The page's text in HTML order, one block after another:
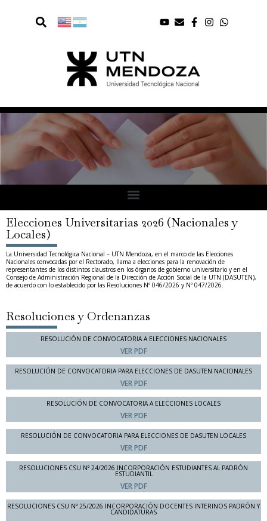
Elecciones Universitarias 2026 (Nacionales y
Locales)
La Universidad Tecnológica Nacional – UTN Mendoza, en el marco de las Elecciones
Nacionales convocadas por el Rectorado, llama a elecciones para la renovación de
representantes de los distintos claustros en los órganos de gobierno universitario y en el
Consejo de Administración Regional de la Dirección de Acción Social de la UTN (DASUTEN),
de acuerdo con lo establecido por las Resoluciones Nº 046/2026 y Nº 047/2026.
Resoluciones y Ordenanzas
RESOLUCIÓN DE CONVOCATORIA A ELECCIONES NACIONALES
VER PDF
RESOLUCIÓN DE CONVOCATORIA PARA ELECCIONES DE DASUTEN NACIONALES
VER PDF
RESOLUCIÓN DE CONVOCATORIA A ELECCIONES LOCALES
VER PDF
RESOLUCIÓN DE CONVOCATORIA PARA ELECCIONES DE DASUTEN LOCALES
VER PDF
RESOLUCIONES CSU N° 24/2026 INCORPORACIÓN ESTUDIANTES AL PADRÓN
ESTUDIANTIL
VER PDF
RESOLUCIONES CSU N° 25/2026 INCORPORACIÓN DOCENTES INTERINOS PADRÓN Y
CANDIDATURAS